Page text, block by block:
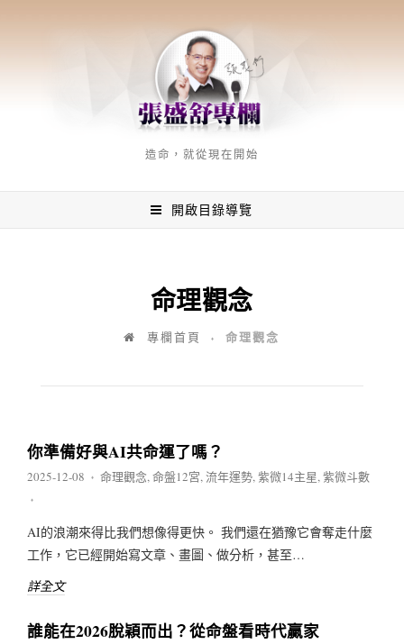
造命，就從現在開始
開啟目錄導覽
命理觀念
專欄首頁 ♦ 命理觀念
你準備好與AI共命運了嗎？
2025-12-08 ♦ 命理觀念,命盤12宮,流年運勢,紫微14主星,紫微斗數
♦
AI的浪潮來得比我們想像得更快。 我們還在猶豫它會奪走什麼
工作，它已經開始寫文章、畫圖、做分析，甚至…
詳全文
誰能在2026脫穎而出？從命盤看時代贏家